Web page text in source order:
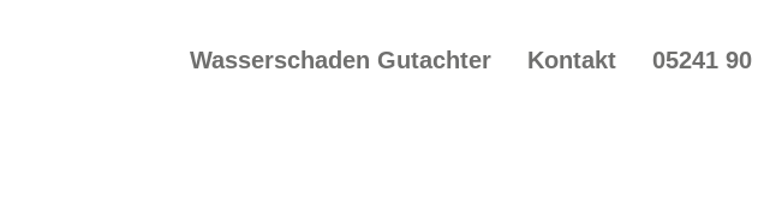
Wasserschaden Gutachter Kontakt 05241